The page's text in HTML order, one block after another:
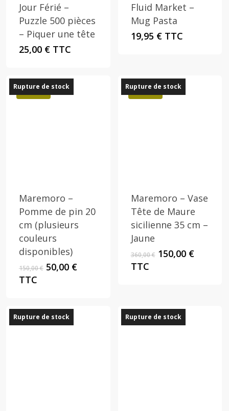
Jour Férié –
Puzzle 500 pièces
– Piquer une tête
25,00 € TTC
Fluid Market –
Mug Pasta
19,95 € TTC
Rupture de stock
Promo !
Maremoro –
Pomme de pin 20
cm (plusieurs
couleurs
disponibles)
150,00€ Le
150,00 €.
50,00 €Le
TTC
Rupture de stock
Promo !
Maremoro – Vase
Tête de Maure
sicilienne 35 cm –
Jaune
360,00€ Le
150,00 €Le
TTC
Rupture de stock Rupture de stock